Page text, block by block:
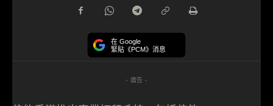
在 Google
緊貼《PCM》消息
- 廣告 -